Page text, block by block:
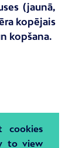
(jaunā,
kopējais
kopšana.
cookies
to view